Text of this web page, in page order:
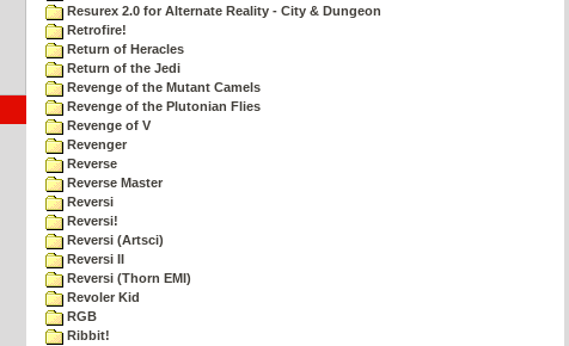
Resurex 2.0 for Alternate Reality - City & Dungeon
Retrofire!
Return of Heracles
Return of the Jedi
Revenge of the Mutant Camels
Revenge of the Plutonian Flies
Revenge of V
Revenger
Reverse
Reverse Master
Reversi
Reversi!
Reversi (Artsci)
Reversi II
Reversi (Thorn EMI)
Revoler Kid
RGB
Ribbit!